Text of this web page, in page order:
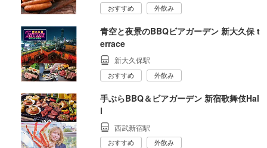
おすすめ 外飲み
青空と夜景のBBQビアガーデン 新大久保 t
errace
新大久保駅
おすすめ 外飲み
手ぶらBBQ＆ビアガーデン 新宿歌舞伎Hal
l
西武新宿駅
おすすめ 外飲み